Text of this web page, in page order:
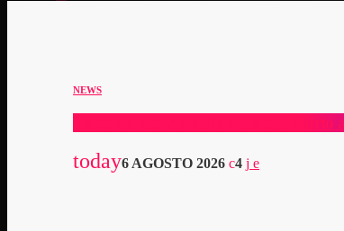
NEWS
Lutto nel mondo della musica, è morto
today6 AGOSTO 2026 4